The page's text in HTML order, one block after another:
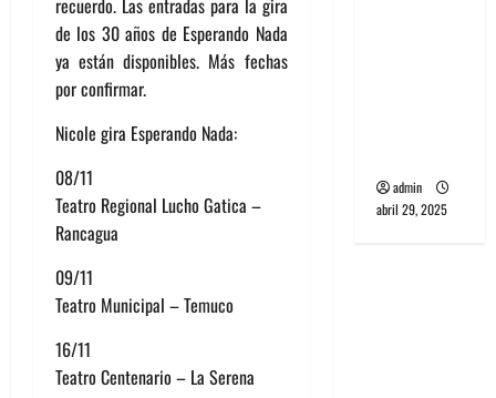
recuerdo. Las entradas para la gira
de los 30 años de Esperando Nada
ya están disponibles. Más fechas
por confirmar.
Nicole gira Esperando Nada:
08/11
Teatro Regional Lucho Gatica –
Rancagua
09/11
Teatro Municipal – Temuco
16/11
Teatro Centenario – La Serena
admin
abril 29, 2025